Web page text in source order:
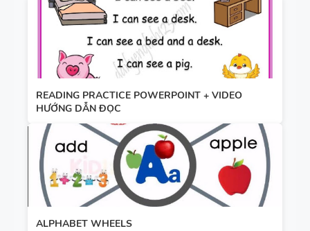
READING PRACTICE POWERPOINT + VIDEO
HƯỚNG DẪN ĐỌC
ALPHABET WHEELS